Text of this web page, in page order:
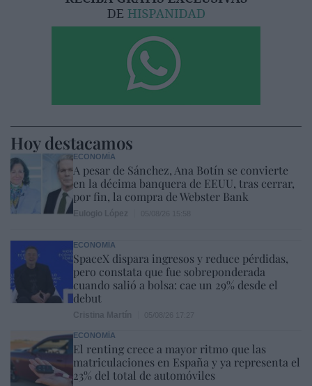
Hoy destacamos
ECONOMÍA
A pesar de Sánchez, Ana Botín se convierte
en la décima banquera de EEUU, tras cerrar,
por fin, la compra de Webster Bank
ECONOMÍA
SpaceX dispara ingresos y reduce pérdidas,
pero constata que fue sobreponderada
cuando salió a bolsa: cae un 29% desde el
debut
ECONOMÍA
El renting crece a mayor ritmo que las
matriculaciones en España y ya representa el
23% del total de automóviles